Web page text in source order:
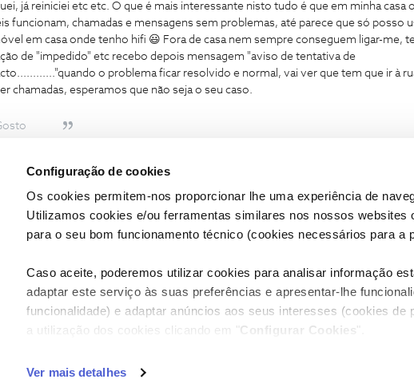
Configuração de cookies
Os cookies permitem-nos proporcionar lhe uma experiência de
Utilizamos cookies e/ou ferramentas similares nos nossos websites
para o seu bom funcionamento técnico (cookies necessários para a
Caso aceite, poderemos utilizar cookies para analisar informação
adaptar este serviço às suas preferências e apresentar-lhe
funcionalidade) e adaptar anúncios aos seus interesses (cookies de
a utilização dos cookies clicando em " Configurar Cookies ".
Ver mais detalhes
já reiniciei etc etc. O que é mais interessante nisto tudo é que em minha casa
funcionam, chamadas e mensagens sem problemas, até parece que só posso
em casa onde tenho hifi 😃 Fora de casa nem sempre conseguem ligar-me,
de "impedido" etc recebo depois mensagem "aviso de tentativa de
quando o problema ficar resolvido e normal, vai ver que tem que ir à
chamadas, esperamos que não seja o seu caso.
Condições do Fórum NOS